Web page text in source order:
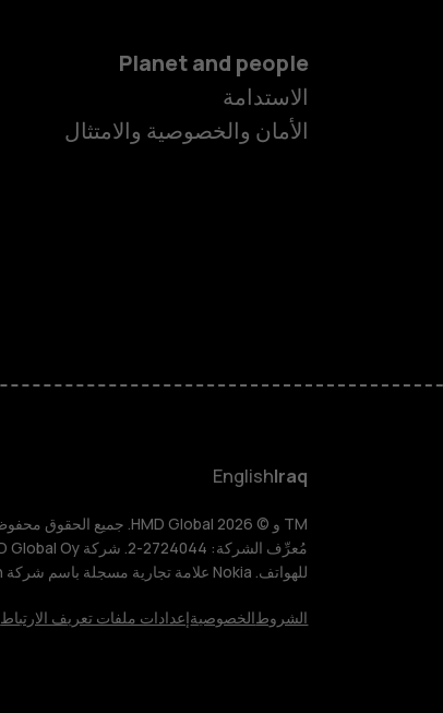
HMD Terra M
HMD DUB
HMD Watch
للأعمال
Planet and people
الاستدامة
الأمان والخصوصية والامتثال
Iraq
English
للهواتف. Nokia علامة تجارية مسجلة باسم شركة Nokia Corporation.
الشروطالخصوصيةإعدادات ملفات تعريف الارتباط